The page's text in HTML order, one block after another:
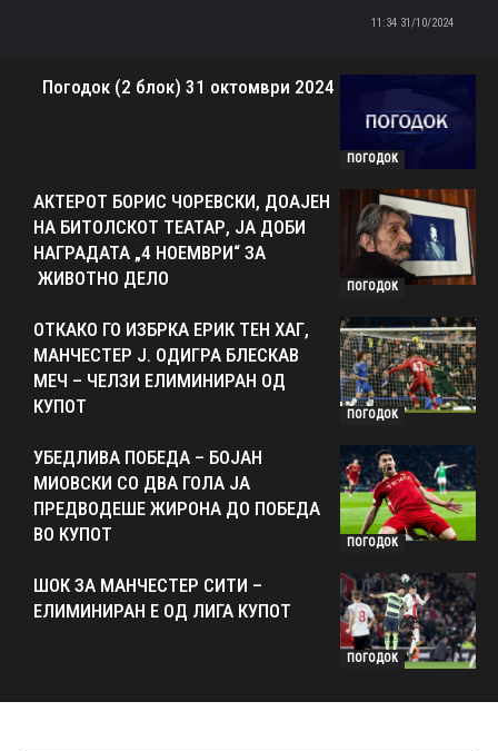
31/10/2024 11:34
ПОГОДОК
Погодок (2 блок) 31 октомври 2024
ПОГОДОК
АКТЕРОТ БОРИС ЧОРЕВСКИ, ДОАЈЕН
НА БИТОЛСКОТ ТЕАТАР, ЈА ДОБИ
НАГРАДАТА „4 НОЕМВРИ“ ЗА
ЖИВОТНО ДЕЛО
ПОГОДОК
ОТКАКО ГО ИЗБРКА ЕРИК ТЕН ХАГ,
МАНЧЕСТЕР Ј. ОДИГРА БЛЕСКАВ
МЕЧ – ЧЕЛЗИ ЕЛИМИНИРАН ОД
КУПОТ
ПОГОДОК
УБЕДЛИВА ПОБЕДА – БОЈАН
МИОВСКИ СО ДВА ГОЛА ЈА
ПРЕДВОДЕШЕ ЖИРОНА ДО ПОБЕДА
ВО КУПОТ
ПОГОДОК
ШОК ЗА МАНЧЕСТЕР СИТИ –
ЕЛИМИНИРАН Е ОД ЛИГА КУПОТ